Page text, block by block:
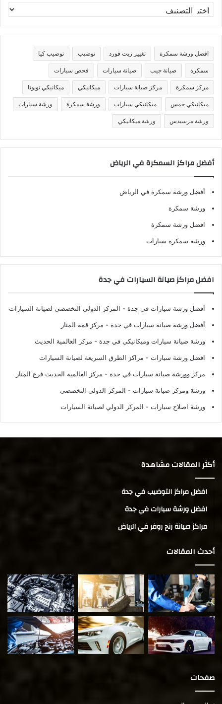
ص
ن
ف
ا
افضل ورشة سمكرة تغيير زيت فورد توضيب توضيب كيا
سمكرة صيانة جيب صيانة سيارات فحص سيارات
مركز سمكرة مركز صيانة سيارات ميكانيكي ميكانيكي تويوتا
ميكانيكي جمس ميكانيكي سيارات ورشة سمكرة ورشة سيارات
ورشة مرسيدس ورشة ميكانيكي
أفضل مراكز السمكرة في الرياض
أفضل ورشة سمكرة في الرياض
ورشة سمكرة
افضل ورشة سمكرة
ورشة سمكرة سيارات
افضل مراكز صيانة السيارات في جدة
أفضل ورشة سيارات في جدة - المركز الدولي التخصصي لصيانة السيارات
أفضل ورشة صيانة سيارات في جدة - مركز قمة المنار
ورشة صيانة سيارات وميكانيكي في جدة - مركز العالمية الحديث
افضل ورشة سيارات - مراكز الطرق السريعة لصيانة السيارات
مركز وورشة صيانة سيارات في جدة - مركز العالمية الحديث فرع المنار
ورشة ومركز صيانة سيارات - المركز الدولي التخصصي
ورشة اصلاح سيارات - المركز الدولي لصيانة السيارات
أكثر المقالات مشاهدة
افضل مراكز التوضيب في جدة
افضل ورشة سيارات في جدة
مراكز صيانة رنج روفر في الرياض
أحدث المقالات
صفحات